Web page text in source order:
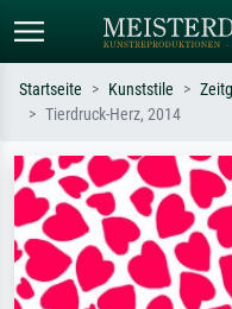
Suchen Sie nach Künstlern,
oder Stilen – z.B. Monet,
Sternennacht, Impressionismus,
Hokusai, Akt.
Startseite Kunststile
Tierdruck-Herz, 2014